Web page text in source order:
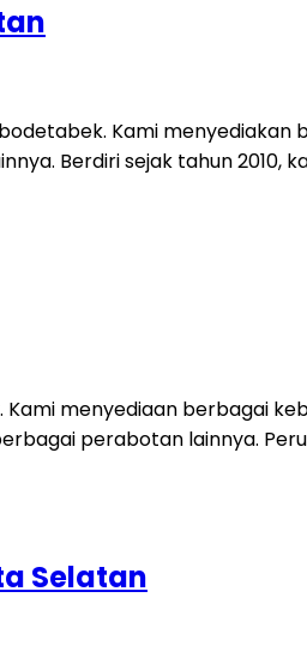
Kami
Berdiri sejak tahun 2010,
menyediaan berbagai
perabotan lainnya.
Selatan